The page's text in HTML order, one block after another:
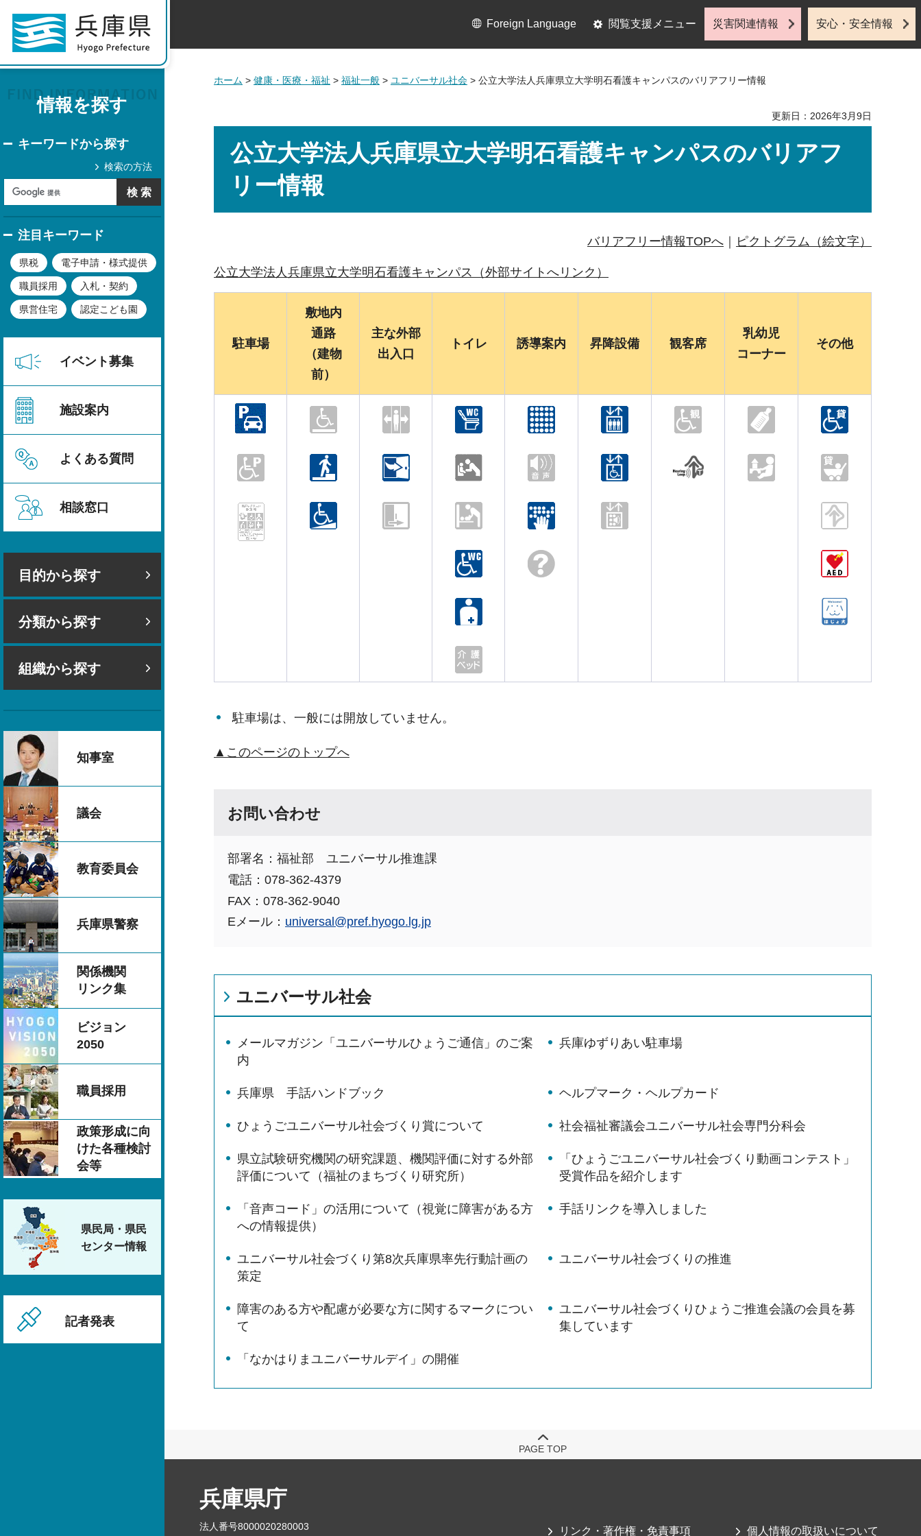
情報を探す
キーワードから探す
検索の方法
注目キーワード
県税 電子申請・様式提供
職員採用 入札・契約
県営住宅 認定こども園
イベント募集
施設案内
よくある質問
相談窓口
目的から探す
分類から探す
組織から探す
知事室
議会
教育委員会
兵庫県警察
関係機関
リンク集
ビジョン
2050
職員採用
政策形成に向
けた各種検討
会等
県民局・県民
センター情報
記者発表
Foreign Language 閲覧支援メニュー 災害関連情報 安心・安全情報
ホーム > 健康・医療・福祉 > 福祉一般 > ユニバーサル社会 > 公立大学法人兵庫県立大学明石看護キャンパスのバリアフリー情報
更新日：2026年3月9日
公立大学法人兵庫県立大学明石看護キャンパスのバリアフ
リー情報
バリアフリー情報TOPへ ピクトグラム（絵文字）
公立大学法人兵庫県立大学明石看護キャンパス（外部サイトへリンク）
駐車場
敷地内
通路
（建物
前）
主な外部
出入口
トイレ 誘導案内 昇降設備 観客席
乳幼児
コーナー
その他
駐車場は、一般には開放していません。
▲このページのトップへ
お問い合わせ
部署名：福祉部 ユニバーサル推進課
電話：078-362-4379
FAX：078-362-9040
Eメール： universal@pref.hyogo.lg.jp
ユニバーサル社会
メールマガジン「ユニバーサルひょうご通信」のご案
内
兵庫ゆずりあい駐車場
兵庫県 手話ハンドブック ヘルプマーク・ヘルプカード
ひょうごユニバーサル社会づくり賞について 社会福祉審議会ユニバーサル社会専門分科会
県立試験研究機関の研究課題、機関評価に対する外部
評価について（福祉のまちづくり研究所）
「ひょうごユニバーサル社会づくり動画コンテスト」
受賞作品を紹介します
「音声コード」の活用について（視覚に障害がある方
への情報提供）
手話リンクを導入しました
ユニバーサル社会づくり第8次兵庫県率先行動計画の
策定
ユニバーサル社会づくりの推進
障害のある方や配慮が必要な方に関するマークについ
て
ユニバーサル社会づくりひょうご推進会議の会員を募
集しています
「なかはりまユニバーサルデイ」の開催
PAGE TOP
兵庫県庁
法人番号8000020280003 リンク・著作権・免責事項 個人情報の取扱いについて